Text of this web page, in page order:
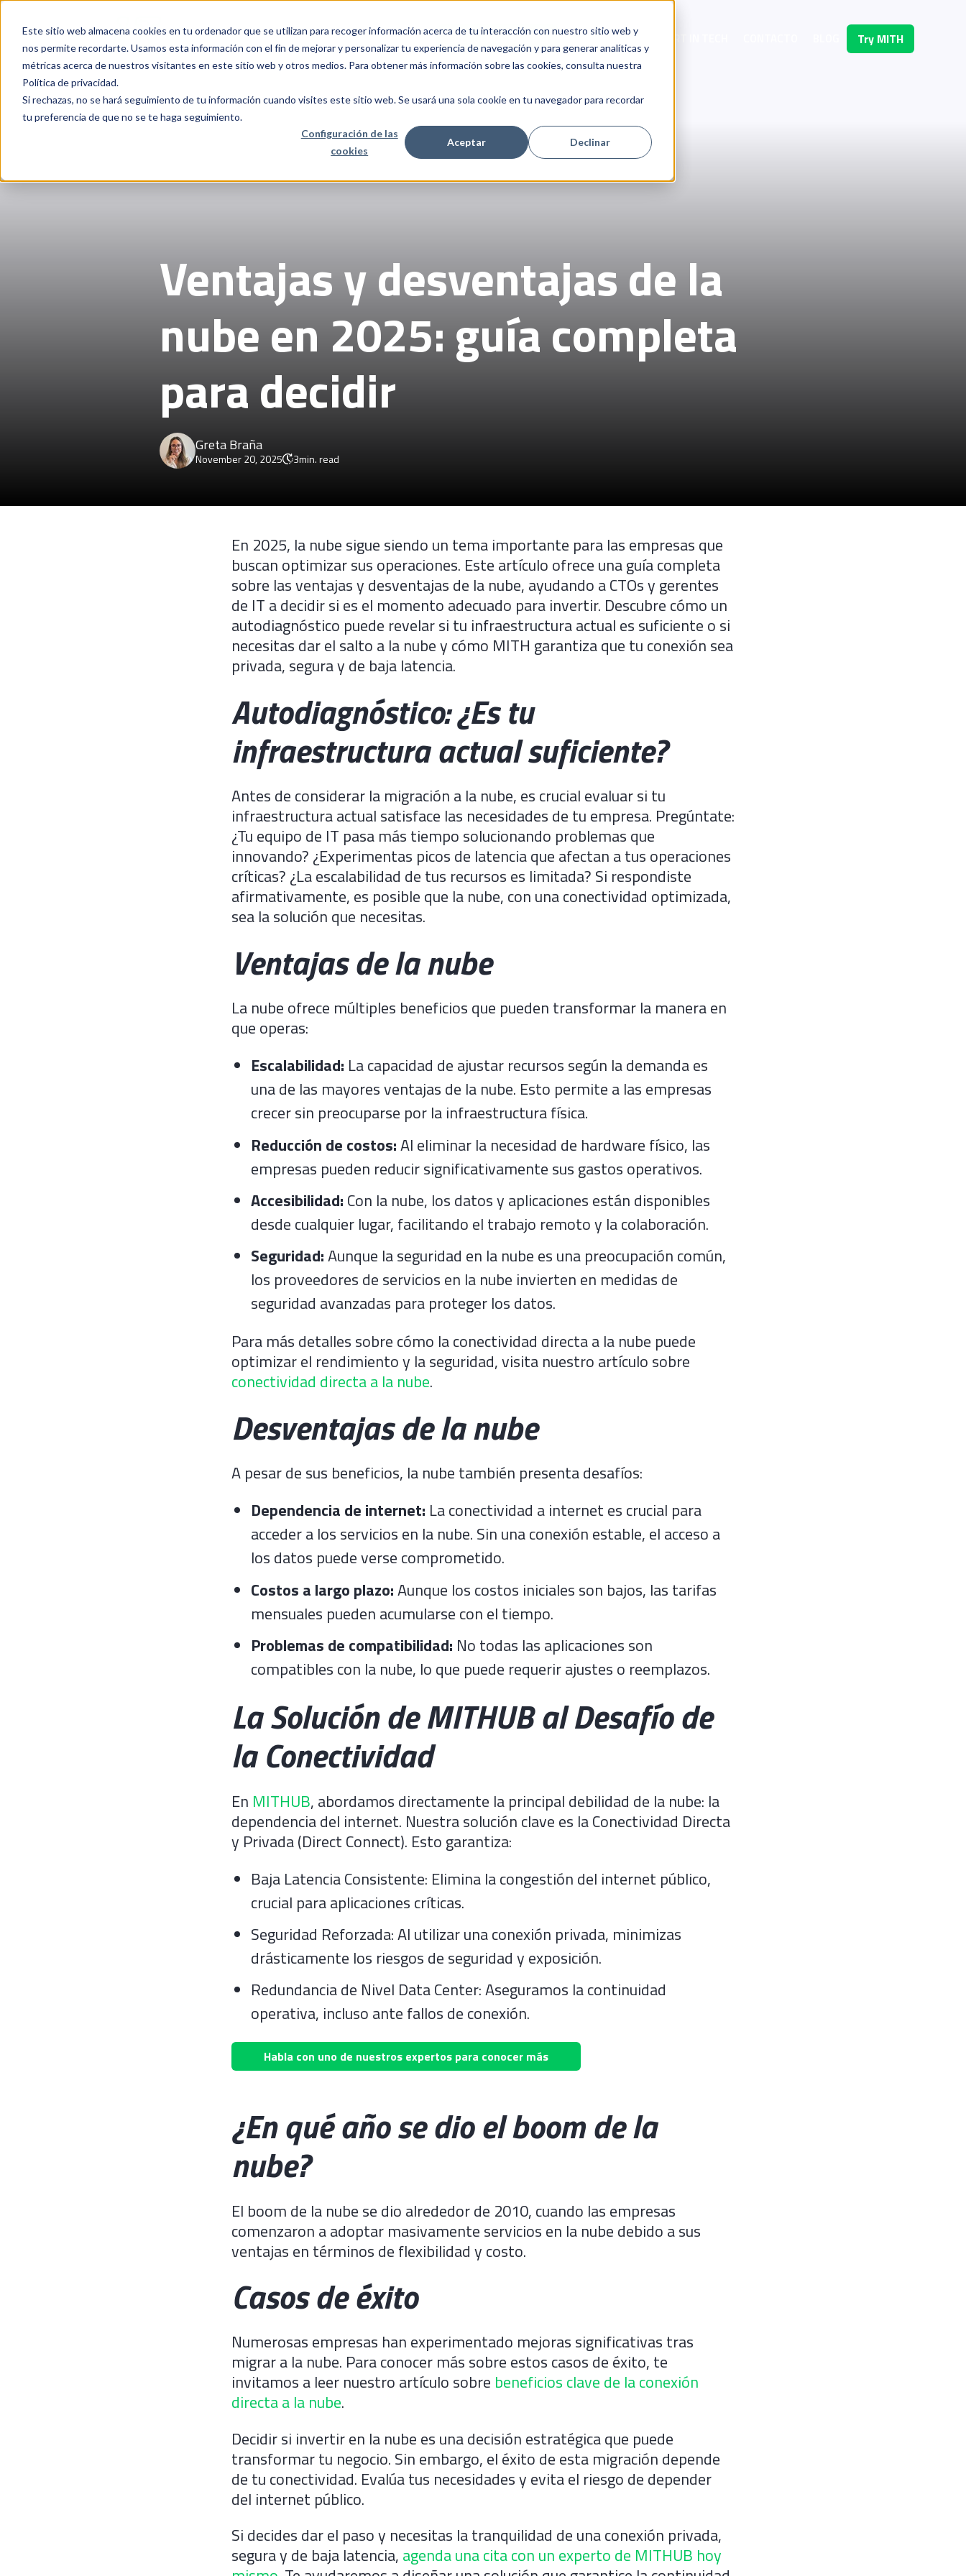
Este sitio web almacena cookies en tu ordenador que se utilizan para recoger información acerca de tu interacción con nuestro sitio web y
nos permite recordarte. Usamos esta información con el fin de mejorar y personalizar tu experiencia de navegación y para generar analíticas y
métricas acerca de nuestros visitantes en este sitio web y otros medios. Para obtener más información sobre las cookies, consulta nuestra
Política de privacidad.
Si rechazas, no se hará seguimiento de tu información cuando visites este sitio web. Se usará una sola cookie en tu navegador para recordar
tu preferencia de que no se te haga seguimiento.
Configuración de las
cookies
Aceptar Declinar
INICIO SERVICIOS Show submenu for Servicios
CALCULADORA SPEI NOSOTROS Try MITH
Ventajas y desventajas de la
nube en 2025: guía completa
para decidir
Greta Braña
November 20, 2025 3min. read
En 2025, la nube sigue siendo un tema importante para las empresas que
buscan optimizar sus operaciones. Este artículo ofrece una guía completa
sobre las ventajas y desventajas de la nube, ayudando a CTOs y gerentes
de IT a decidir si es el momento adecuado para invertir. Descubre cómo un
autodiagnóstico puede revelar si tu infraestructura actual es suficiente o si
necesitas dar el salto a la nube y cómo MITH garantiza que tu conexión sea
privada, segura y de baja latencia.
Autodiagnóstico: ¿Es tu
infraestructura actual suficiente?
Antes de considerar la migración a la nube, es crucial evaluar si tu
infraestructura actual satisface las necesidades de tu empresa. Pregúntate:
¿Tu equipo de IT pasa más tiempo solucionando problemas que
innovando? ¿Experimentas picos de latencia que afectan a tus operaciones
críticas? ¿La escalabilidad de tus recursos es limitada? Si respondiste
afirmativamente, es posible que la nube, con una conectividad optimizada,
sea la solución que necesitas.
Ventajas de la nube
La nube ofrece múltiples beneficios que pueden transformar la manera en
que operas:
Escalabilidad: La capacidad de ajustar recursos según la demanda es
una de las mayores ventajas de la nube. Esto permite a las empresas
crecer sin preocuparse por la infraestructura física.
Reducción de costos:Al eliminar la necesidad de hardware físico, las
empresas pueden reducir significativamente sus gastos operativos.
Accesibilidad: Con la nube, los datos y aplicaciones están disponibles
desde cualquier lugar, facilitando el trabajo remoto y la colaboración.
Seguridad:Aunque la seguridad en la nube es una preocupación común,
los proveedores de servicios en la nube invierten en medidas de
seguridad avanzadas para proteger los datos.
Para más detalles sobre cómo la conectividad directa a la nube puede
optimizar el rendimiento y la seguridad, visita nuestro artículo sobre
conectividad directa a la nube.
Desventajas de la nube
A pesar de sus beneficios, la nube también presenta desafíos:
Dependencia de internet: La conectividad a internet es crucial para
acceder a los servicios en la nube. Sin una conexión estable, el acceso a
los datos puede verse comprometido.
Costos a largo plazo:Aunque los costos iniciales son bajos, las tarifas
mensuales pueden acumularse con el tiempo.
Problemas de compatibilidad: No todas las aplicaciones son
compatibles con la nube, lo que puede requerir ajustes o reemplazos.
La Solución de MITHUB al Desafío de
la Conectividad
En MITHUB, abordamos directamente la principal debilidad de la nube: la
dependencia del internet. Nuestra solución clave es la Conectividad Directa
y Privada (Direct Connect). Esto garantiza:
Baja Latencia Consistente: Elimina la congestión del internet público,
crucial para aplicaciones críticas.
Seguridad Reforzada: Al utilizar una conexión privada, minimizas
drásticamente los riesgos de seguridad y exposición.
Redundancia de Nivel Data Center: Aseguramos la continuidad
operativa, incluso ante fallos de conexión.
Habla con uno de nuestros expertos para conocer más
¿En qué año se dio el boom de la
nube?
El boom de la nube se dio alrededor de 2010, cuando las empresas
comenzaron a adoptar masivamente servicios en la nube debido a sus
ventajas en términos de flexibilidad y costo.
Casos de éxito
Numerosas empresas han experimentado mejoras significativas tras
migrar a la nube. Para conocer más sobre estos casos de éxito, te
invitamos a leer nuestro artículo sobre beneficios clave de la conexión
directa a la nube.
Decidir si invertir en la nube es una decisión estratégica que puede
transformar tu negocio. Sin embargo, el éxito de esta migración depende
de tu conectividad. Evalúa tus necesidades y evita el riesgo de depender
del internet público.
Si decides dar el paso y necesitas la tranquilidad de una conexión privada,
segura y de baja latencia, agenda una cita con un experto de MITHUB hoy